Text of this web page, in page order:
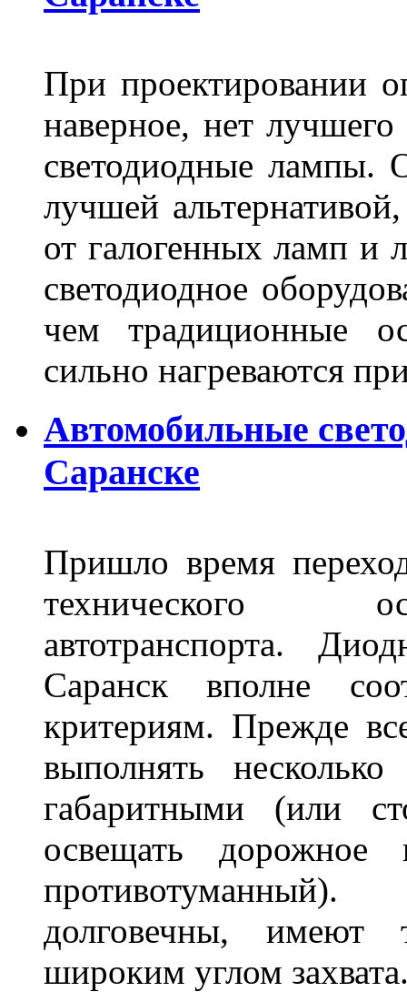
При проектировании
наверное, нет
светодиодные лампы.
лучшей
от галогенных ламп и
светодиодное
чем традиционные
сильно нагреваются
Автомобильные
Саранске
Пришло время
технического
автотранспорта.
Саранск вполне
критериям. Прежде
выполнять
габаритными (или
освещать
долговечны, имеют
широким углом